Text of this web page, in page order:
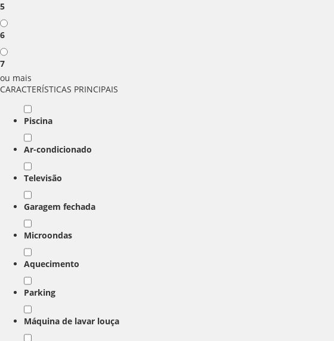
5
6
7
ou mais
CARACTERÍSTICAS PRINCIPAIS
Piscina
Ar-condicionado
Televisão
Garagem fechada
Microondas
Aquecimento
Parking
Máquina de lavar louça